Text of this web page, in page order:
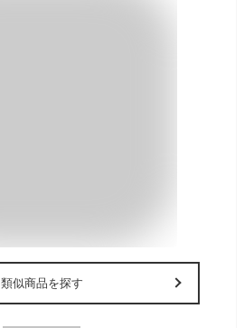
類似商品を探す